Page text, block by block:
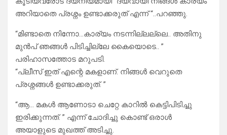
അറിയാതെ പ്രശ്നം ഉണ്ടാക്കരുത് എന്ന് “..പറഞ്ഞു.
“മിണ്ടാതെ നിന്നോ…കാര്യം നടന്നില്ലല്ലെ.. അതിനു
മുൻപ് ഞങ്ങൾ പിടിച്ചില്ലേ കൈയൊടെ.. ”
പരിഹാസത്തോട മറുപടി.
“പ്ലീസ് ഇത് എന്റെ മകളാണ്. നിങ്ങൾ വെറുതെ
പ്രശ്നങ്ങൾ ഉണ്ടാക്കരുത്. ”
“ആ… മകൾ ആണോടാ ചെറ്റേ കാറിൽ കെട്ടിപിടിച്ചു
ഇരിക്കുന്നത്. ” എന്ന് ചോദിച്ചു കൊണ്ട് ഒരാൾ
അയാളുടെ മുഖത്ത്‌ അടിച്ചു.